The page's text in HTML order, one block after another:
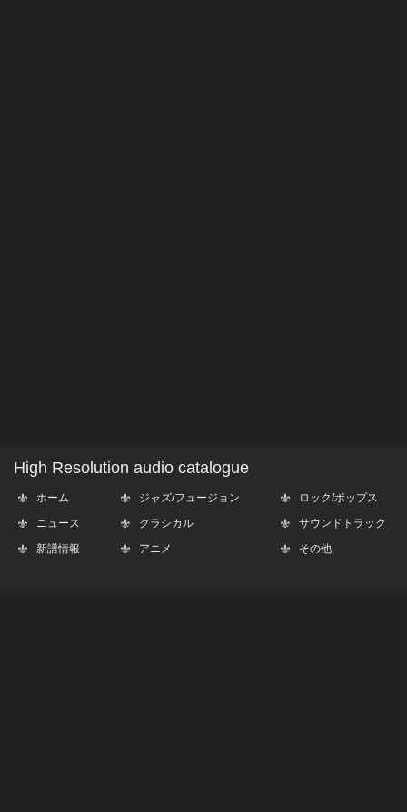
High Resolution audio catalogue
ホーム
ニュース
新譜情報
ジャズ/フュージョン
クラシカル
アニメ
ロック/ポップス
サウンドトラック
その他